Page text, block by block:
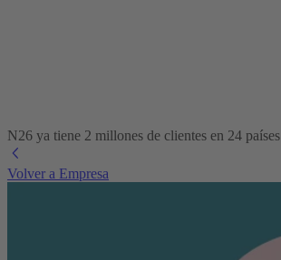
N26 ya tiene 2 millones de clientes en 24 países
Volver a Empresa